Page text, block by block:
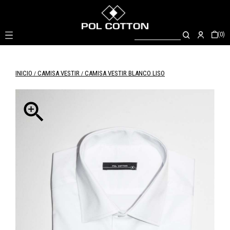
(0)
INICIO CAMISA VESTIR CAMISA VESTIR BLANCO LISO
